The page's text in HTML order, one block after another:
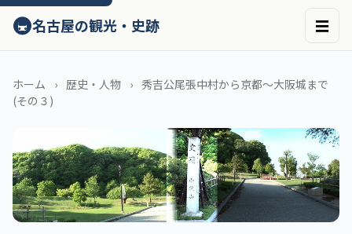
ン
テ
へ
ス
プ
🚇名古屋の観光・史跡 ☰
ホーム 歴史・人物
秀吉公尾張中村から京都～大阪城まで
(その３)